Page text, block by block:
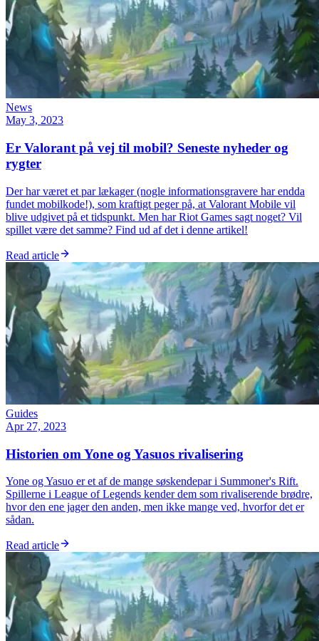
News
May 3, 2023
Er Valorant på vej til mobil? Seneste nyheder og
rygter
Der har været et par lækager (nogle informationsgravere har endda
fundet mobilkode!), som kraftigt peger på, at Valorant Mobile vil
blive udgivet på et tidspunkt. Men har Riot Games sagt noget? Vil
spillet være det samme? Find ud af det i denne artikel!
Read article
Guides
Apr 27, 2023
Historien om Yone og Yasuos rivalisering
Yone og Yasuo er et af de mange søskendepar i Summoner's Rift.
Spillerne i League of Legends kender dem som rivaliserende brødre,
hvor den ene jager den anden, men ikke mange ved, hvorfor det er
sådan.
Read article